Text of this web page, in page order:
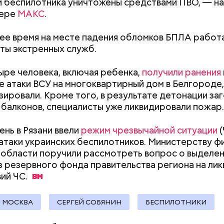
МАКС.
время на месте падения обломков БПЛА
экстренных служб.
человека, включая ребенка, получили ранения
атаки ВСУ на многоквартирный дом в
Кроме того, в результате детонации
специалисты уже ликвидировали пожар.
в Рязани ввели режим чрезвычайной ситуации
украинских беспилотников. Министерству
области поручили рассмотреть вопрос о
резервного фонда правительства региона на
ЧС.
МОСКВА СЕРГЕЙ СОБЯНИН БЕСПИЛОТНИКИ
Министерства обороны России сообщили,
200 дронов ВСУ. Уточняется, что БПЛА
Белгородской, Рязанской, Тульской,
Татарстаном и над акваторией Черного
стало известно, что в результате удара ВСУ
в Донецкепогибла пенсионерка, еще две
Больницу атаковал вражеский
что принесет коридор
затмений и чего нельзя
театр: